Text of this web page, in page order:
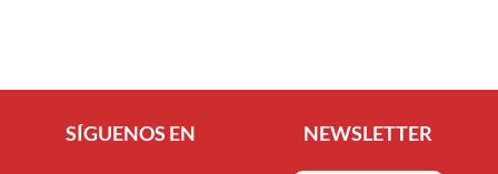
SÍGUENOS EN NEWSLETTER